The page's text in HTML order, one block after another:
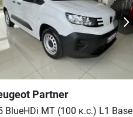
Partner
BlueHDi МТ (100 к.с.) L1 Base